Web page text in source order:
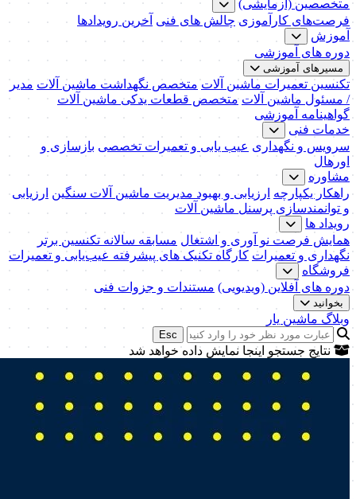
متخصصین (آزمایشی)
فرصت‌های کارآموزی چالش های فنی آخرین رویدادها
آموزش
دوره های آموزشی
مسیرهای آموزشی
تکنسین تعمیرات ماشین آلات متخصص نگهداشت ماشین آلات مدیر
/ مسئول ماشین آلات متخصص قطعات یدکی ماشین آلات
گواهینامه آموزشی
خدمات فنی
سرویس و نگهداری عیب یابی و تعمیرات تخصصی بازسازی و
اورهال
مشاوره
راهکار یکپارچه ارزیابی و بهبود مدیریت ماشین آلات سنگین ارزیابی
و توانمندسازی پرسنل ماشین آلات
رویداد ها
همایش فرصت نو آوری و اشتغال مسابقه سالانه تکنسین برتر
نگهداری و تعمیرات کارگاه تکنیک‌ های پیشرفته عیب‌یابی و تعمیرات
فروشگاه
دوره های آفلاین (ویدیویی) مستندات و جزوات فنی
بخوانید
وبلاگ ماشین یار
Esc
نتایج جستجو اینجا نمایش داده خواهد شد